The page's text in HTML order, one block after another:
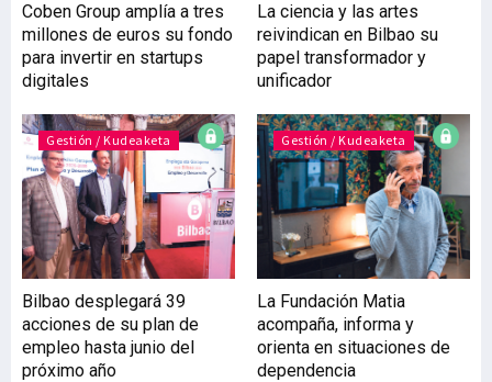
de valor para la
competitividad, la
innovación y el progreso
del País Vasco”, explica
Xabier Goyarzun, di
Coben Group amplía a tres
millones de euros su fondo
para invertir en startups
digitales
La ciencia y las artes
reivindican en Bilbao su
papel transformador y
unificador
Gestión / Kudeaketa
Bilbao desplegará 39
acciones de su plan de
empleo hasta junio del
próximo año
Gestión / Kudeaketa
La Fundación Matia
acompaña, informa y
orienta en situaciones de
dependencia